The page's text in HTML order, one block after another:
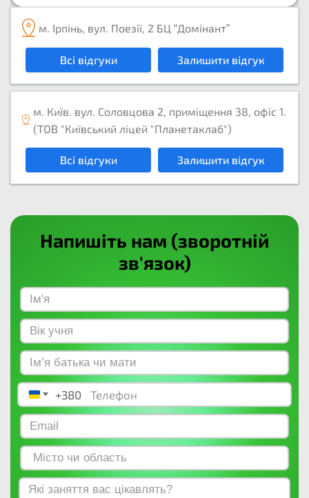
м. Ірпінь, вул. Поезії, 2 БЦ “Домінант”
Всі відгуки Залишити відгук
м. Київ. вул. Соловцова 2, приміщення 38, офіс 1.
(ТОВ "Київський ліцей "Планетаклаб")
Всі відгуки Залишити відгук
Напишіть нам (зворотній
зв'язок)
Ukraine +380
+380